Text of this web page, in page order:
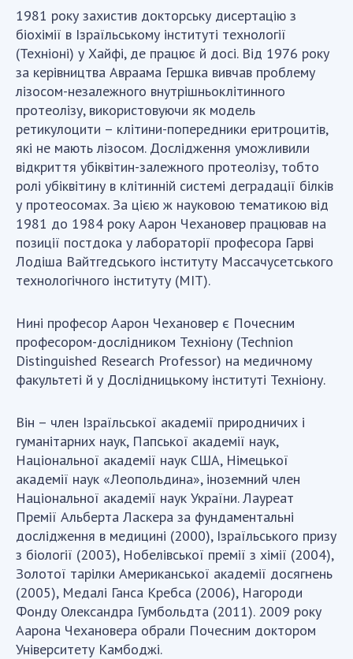
Членство в міжнародних організаціях
Міжнародні угоди
Міжнародні програми та конкурси
ДОКУМЕНТИ
Нормативні акти НАН України
Державний бюджет НАН України
Вибори до складу НАН України
Бланки документів
НОВИНИ
ЗАСІДАННЯ ПРЕЗИДІЇ НАН УКРАЇНИ
МЕДІА ПРО НАС
АКАДЕМІЯ КОМЕНТУЄ
ПРОФСПІЛКА НАН УКРАЇНИ
КАБІНЕТ
1981 року захистив докторську дисертацію з
біохімії в Ізраїльському інституті технології
(Техніоні) у Хайфі, де працює й досі. Від 1976 року
за керівництва Авраама Гершка вивчав проблему
лізосом-незалежного внутрішньоклітинного
протеолізу, використовуючи як модель
ретикулоцити – клітини-попередники еритроцитів,
які не мають лізосом. Дослідження уможливили
відкриття убіквітин-залежного протеолізу, тобто
ролі убіквітину в клітинній системі деградації білків
у протеосомах. За цією ж науковою тематикою від
1981 до 1984 року Аарон Чехановер працював на
позиції постдока у лабораторії професора Гарві
Лодіша Вайтгедського інституту Массачусетського
технологічного інституту (МІТ).
Нині професор Аарон Чехановер є Почесним
професором-дослідником Техніону (Technion
Distinguished Research Professor) на медичному
факультеті й у Дослідницькому інституті Техніону.
Він – член Ізраїльської академії природничих і
гуманітарних наук, Папської академії наук,
Національної академії наук США, Німецької
академії наук «Леопольдина», іноземний член
Національної академії наук України. Лауреат
Премії Альберта Ласкера за фундаментальні
дослідження в медицині (2000), Ізраїльського призу
з біології (2003), Нобелівської премії з хімії (2004),
Золотої тарілки Американської академії досягнень
(2005), Медалі Ганса Кребса (2006), Нагороди
Фонду Олександра Гумбольдта (2011). 2009 року
Аарона Чехановера обрали Почесним доктором
Університету Камбоджі.